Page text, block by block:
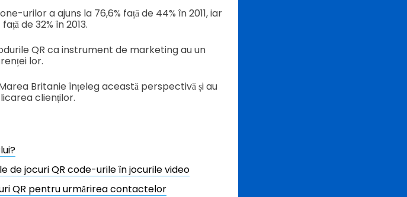
urilor a ajuns la 76,6% față de 44% în 2011, iar
de 32% în 2013.
QR ca instrument de marketing au un
lor.
Britanie înțeleg această perspectivă și au
clienților.
de jocuri QR code-urile în jocurile video
QR pentru urmărirea contactelor